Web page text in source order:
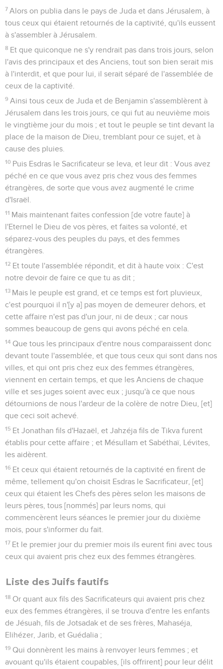
7 Alors on publia dans le pays de Juda et dans Jérusalem, à
tous ceux qui étaient retournés de la captivité, qu'ils eussent
à s'assembler à Jérusalem.
8 Et que quiconque ne s'y rendrait pas dans trois jours, selon
l'avis des principaux et des Anciens, tout son bien serait mis
à l'interdit, et que pour lui, il serait séparé de l'assemblée de
ceux de la captivité.
9 Ainsi tous ceux de Juda et de Benjamin s'assemblèrent à
Jérusalem dans les trois jours, ce qui fut au neuvième mois
le vingtième jour du mois ; et tout le peuple se tint devant la
place de la maison de Dieu, tremblant pour ce sujet, et à
cause des pluies.
10 Puis Esdras le Sacrificateur se leva, et leur dit : Vous avez
péché en ce que vous avez pris chez vous des femmes
étrangères, de sorte que vous avez augmenté le crime
d'Israël.
11 Mais maintenant faites confession [de votre faute] à
l'Eternel le Dieu de vos pères, et faites sa volonté, et
séparez-vous des peuples du pays, et des femmes
étrangères.
12 Et toute l'assemblée répondit, et dit à haute voix : C'est
notre devoir de faire ce que tu as dit ;
13 Mais le peuple est grand, et ce temps est fort pluvieux,
c'est pourquoi il n'[y a] pas moyen de demeurer dehors, et
cette affaire n'est pas d'un jour, ni de deux ; car nous
sommes beaucoup de gens qui avons péché en cela.
14 Que tous les principaux d'entre nous comparaissent donc
devant toute l'assemblée, et que tous ceux qui sont dans nos
villes, et qui ont pris chez eux des femmes étrangères,
viennent en certain temps, et que les Anciens de chaque
ville et ses juges soient avec eux ; jusqu'à ce que nous
détournions de nous l'ardeur de la colère de notre Dieu, [et]
que ceci soit achevé.
15 Et Jonathan fils d'Hazaël, et Jahzéja fils de Tikva furent
établis pour cette affaire ; et Mésullam et Sabéthaï, Lévites,
les aidèrent.
16 Et ceux qui étaient retournés de la captivité en firent de
même, tellement qu'on choisit Esdras le Sacrificateur, [et]
ceux qui étaient les Chefs des pères selon les maisons de
leurs pères, tous [nommés] par leurs noms, qui
commencèrent leurs séances le premier jour du dixième
mois, pour s'informer du fait.
17 Et le premier jour du premier mois ils eurent fini avec tous
ceux qui avaient pris chez eux des femmes étrangères.
Liste des Juifs fautifs
18 Or quant aux fils des Sacrificateurs qui avaient pris chez
eux des femmes étrangères, il se trouva d'entre les enfants
de Jésuah, fils de Jotsadak et de ses frères, Mahaséja,
Elihézer, Jarib, et Guédalia ;
19 Qui donnèrent les mains à renvoyer leurs femmes ; et
avouant qu'ils étaient coupables, [ils offrirent] pour leur délit